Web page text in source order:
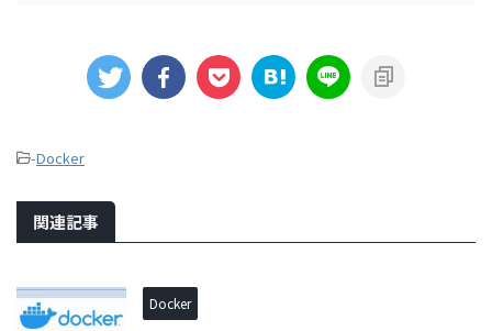
-Docker
関連記事
Docker